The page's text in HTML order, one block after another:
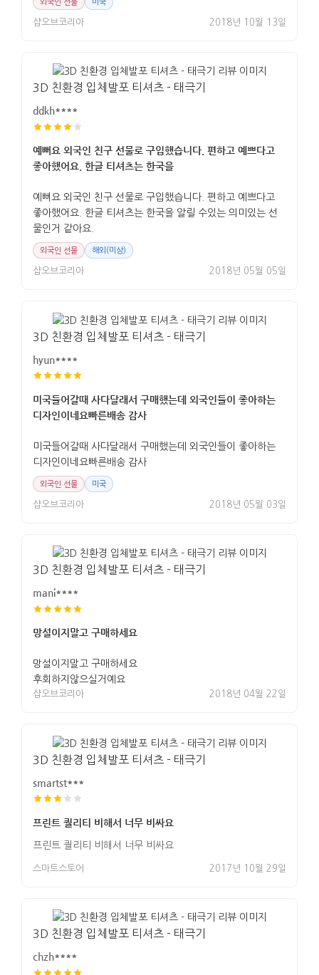
샵오브코리아 2018년 10월 13일
3D 친환경 입체발포 티셔츠 - 태극기
ddkh****
예뻐요 외국인 친구 선물로 구입했습니다. 편하고 예쁘다고
좋아했어요. 한글 티셔츠는 한국을
예뻐요 외국인 친구 선물로 구입했습니다. 편하고 예쁘다고
좋아했어요. 한글 티셔츠는 한국을 알릴 수있는 의미있는 선
물인거 같아요.
외국인 선물 해외(미상)
샵오브코리아 2018년 05월 05일
3D 친환경 입체발포 티셔츠 - 태극기
hyun****
미국들어갈때 사다달래서 구매했는데 외국인들이 좋아하는
디자인이네요빠른배송 감사
미국들어갈때 사다달래서 구매했는데 외국인들이 좋아하는
디자인이네요빠른배송 감사
외국인 선물 미국
샵오브코리아 2018년 05월 03일
3D 친환경 입체발포 티셔츠 - 태극기
mani****
망설이지말고 구매하세요
망설이지말고 구매하세요
후회하지않으실거예요
샵오브코리아 2018년 04월 22일
3D 친환경 입체발포 티셔츠 - 태극기
smartst***
프린트 퀄리티 비해서 너무 비싸요
프린트 퀄리티 비해서 너무 비싸요
스마트스토어 2017년 10월 29일
3D 친환경 입체발포 티셔츠 - 태극기
chzh****